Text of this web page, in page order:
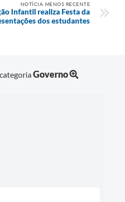
NOTÍCIA MENOS RECENTE
Infantil realiza Festa da
dos estudantes
Governo